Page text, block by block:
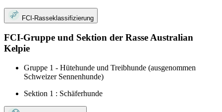
FCI-Rasseklassifizierung
FCI-Gruppe und Sektion der Rasse Australian
Kelpie
Gruppe 1 - Hütehunde und Treibhunde (ausgenommen
Schweizer Sennenhunde)
Sektion 1 : Schäferhunde